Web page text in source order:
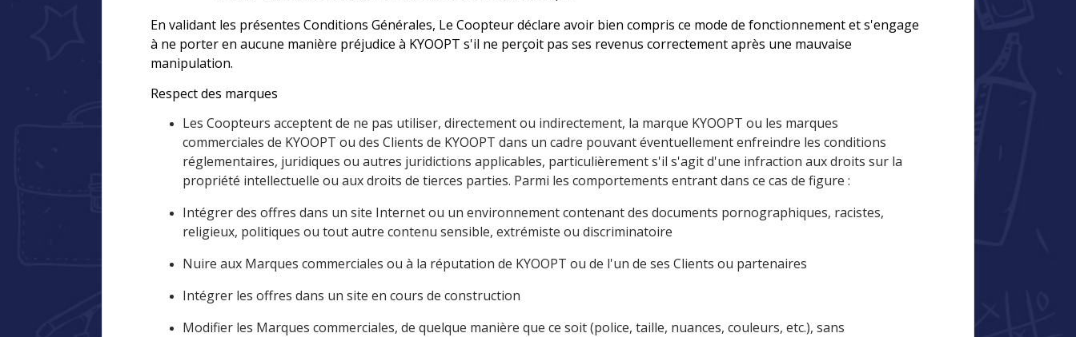
En validant les présentes Conditions Générales, Le Coopteur déclare avoir bien compris ce mode de fonctionnement et s'engage
à ne porter en aucune manière préjudice à KYOOPT s'il ne perçoit pas ses revenus correctement après une mauvaise
manipulation.
Respect des marques
Les Coopteurs acceptent de ne pas utiliser, directement ou indirectement, la marque KYOOPT ou les marques
commerciales de KYOOPT ou des Clients de KYOOPT dans un cadre pouvant éventuellement enfreindre les conditions
réglementaires, juridiques ou autres juridictions applicables, particulièrement s'il s'agit d'une infraction aux droits sur la
propriété intellectuelle ou aux droits de tierces parties. Parmi les comportements entrant dans ce cas de figure :
Intégrer des offres dans un site Internet ou un environnement contenant des documents pornographiques, racistes,
religieux, politiques ou tout autre contenu sensible, extrémiste ou discriminatoire
Nuire aux Marques commerciales ou à la réputation de KYOOPT ou de l'un de ses Clients ou partenaires
Intégrer les offres dans un site en cours de construction
Modifier les Marques commerciales, de quelque manière que ce soit (police, taille, nuances, couleurs, etc.), sans